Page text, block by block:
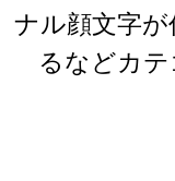
ナル顔文字
るなどカ